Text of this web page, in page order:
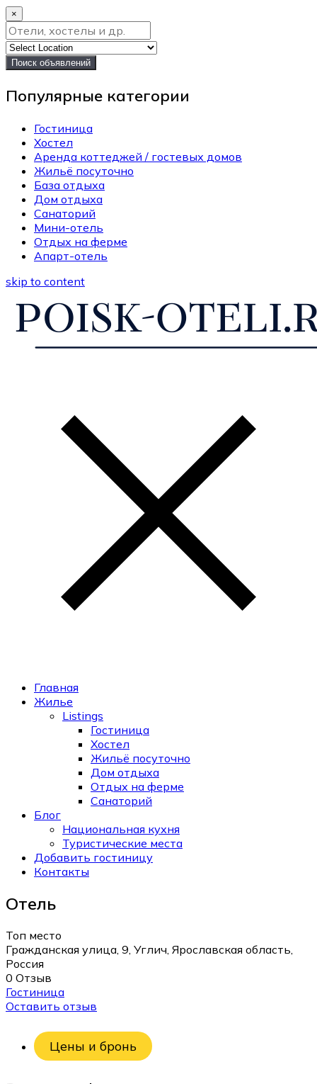
×
Поиск объявлений
Популярные категории
Гостиница
Хостел
Аренда коттеджей / гостевых домов
Жильё посуточно
База отдыха
Дом отдыха
Санаторий
Мини-отель
Отдых на ферме
Апарт-отель
skip to content
Главная
Жилье
Listings
Гостиница
Хостел
Жильё посуточно
Дом отдыха
Отдых на ферме
Санаторий
Блог
Национальная кухня
Туристические места
Добавить гостиницу
Контакты
Отель
Топ место
Гражданская улица, 9, Углич, Ярославская область,
Россия
0 Отзыв
Гостиница
Оставить отзыв
Цены и бронь